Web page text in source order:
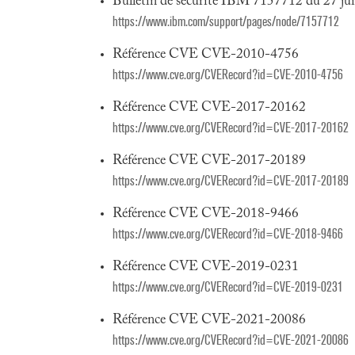
https://www.ibm.com/support/pages/node/7157712
Référence CVE CVE-2010-4756
https://www.cve.org/CVERecord?id=CVE-2010-4756
Référence CVE CVE-2017-20162
https://www.cve.org/CVERecord?id=CVE-2017-20162
Référence CVE CVE-2017-20189
https://www.cve.org/CVERecord?id=CVE-2017-20189
Référence CVE CVE-2018-9466
https://www.cve.org/CVERecord?id=CVE-2018-9466
Référence CVE CVE-2019-0231
https://www.cve.org/CVERecord?id=CVE-2019-0231
Référence CVE CVE-2021-20086
https://www.cve.org/CVERecord?id=CVE-2021-20086